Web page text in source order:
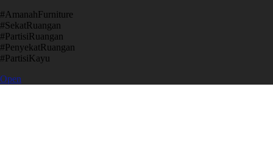
​#AmanahFurniture
​#SekatRuangan
​#PartisiRuangan
​#PenyekatRuangan
​#PartisiKayu
Open